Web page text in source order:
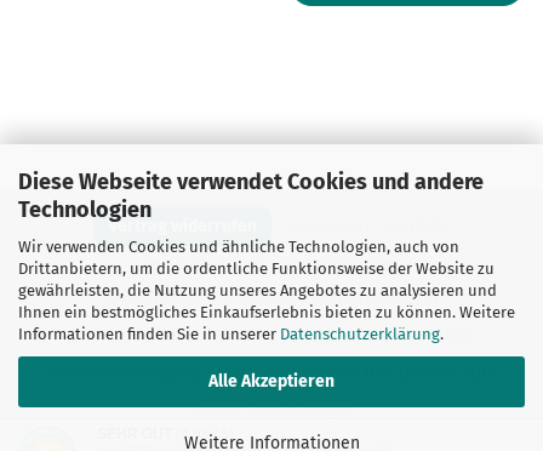
Diese Webseite verwendet Cookies und andere
Technologien
Wir verwenden Cookies und ähnliche Technologien, auch von
Drittanbietern, um die ordentliche Funktionsweise der Website zu
gewährleisten, die Nutzung unseres Angebotes zu analysieren und
Ihnen ein bestmögliches Einkaufserlebnis bieten zu können. Weitere
Informationen finden Sie in unserer Datenschutzerklärung.
Alle Akzeptieren
Weitere Informationen
Vertrag widerrufen
Versand- & Zahlungsbedingungen
Widerrufsrecht & Muster-Widerrufsformular
Informationen zur Echtheit von Kundenbewertungen
AGB
Privatsphäre und Datenschutz
Cookie Einstellungen
(4.98 / 5)